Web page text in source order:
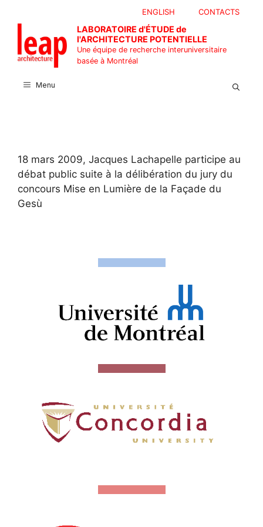
contenu
CONTACTS
ENGLISH
LABORATOIRE d'ÉTUDE de
l'ARCHITECTURE POTENTIELLE
Une équipe de recherche interuniversitaire
basée à Montréal
Menu
18 mars 2009, Jacques Lachapelle participe au
débat public suite à la délibération du jury du
concours Mise en Lumière de la Façade du
Gesù